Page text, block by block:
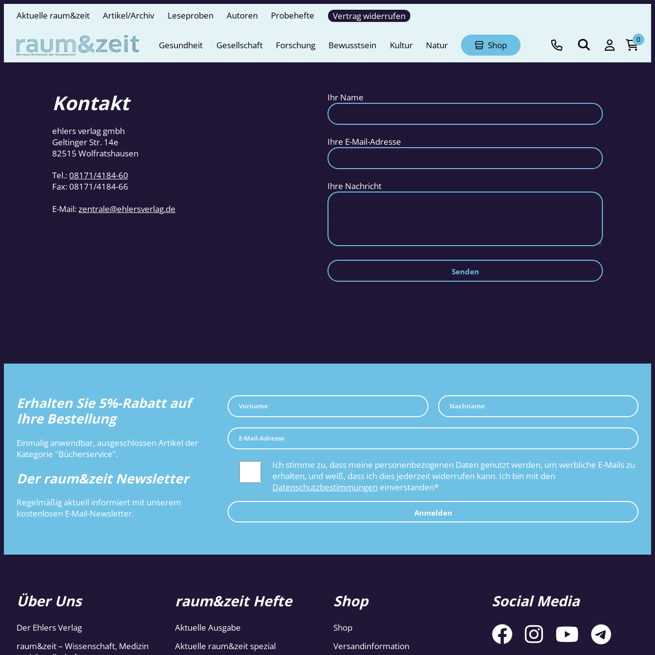
Aktuelle raum&zeit Artikel/Archiv Leseproben Autoren Probehefte Vertrag widerrufen
Gesundheit Gesellschaft Forschung Bewusstsein Kultur Natur Shop
0
Kontakt
ehlers verlag gmbh
Geltinger Str. 14e
82515 Wolfratshausen
Tel.:08171/4184-60
Fax: 08171/4184-66
E-Mail:zentrale@ehlersverlag.de
Ihr Name
Ihre E-Mail-Adresse
Ihre Nachricht
Erhalten Sie 5%-Rabatt auf
Ihre Bestellung
Einmalig anwendbar, ausgeschlossen Artikel der
Kategorie "Bücherservice".
Der raum&zeit Newsletter
Regelmäßig aktuell informiert mit unserem
kostenlosen E-Mail-Newsletter.
Ich stimme zu, dass meine personenbezogenen Daten genutzt werden, um werbliche E-Mails zu
erhalten, und weiß, dass ich dies jederzeit widerrufen kann. Ich bin mit den
Datenschutzbestimmungen einverstanden*
Anmelden
Über Uns
Der Ehlers Verlag
raum&zeit – Wissenschaft, Medizin
raum&zeit Hefte
Aktuelle Ausgabe
Aktuelle raum&zeit spezial
Shop
Shop
Versandinformation
Social Media